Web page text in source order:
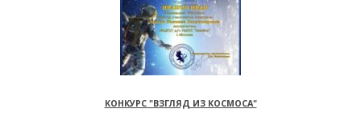
КОНКУРС "ВЗГЛЯД ИЗ КОСМОСА"